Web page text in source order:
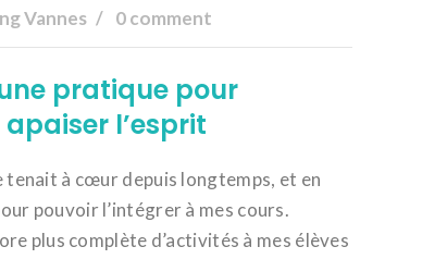
Vannes 0 comment
pratique pour
l’esprit
tenait à cœur depuis longtemps, et en
pouvoir l’intégrer à mes cours.
plus complète d’activités à mes élèves